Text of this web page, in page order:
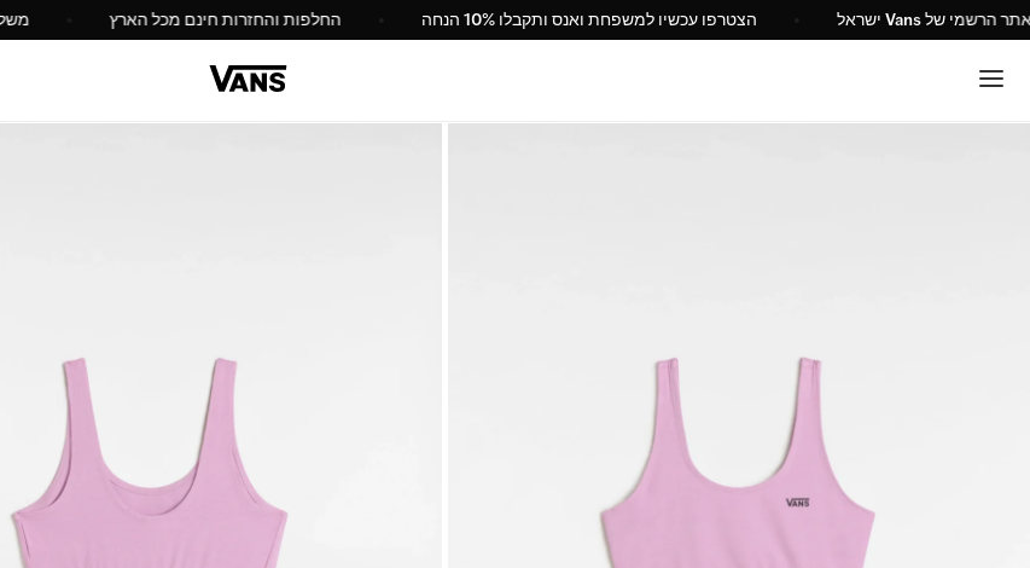
האתר הרשמי של Vans ישראל הצטרפו עכשיו למשפחת ואנס ותקבלו 10% הנחה החלפות והחזרות חינם מכל הארץ